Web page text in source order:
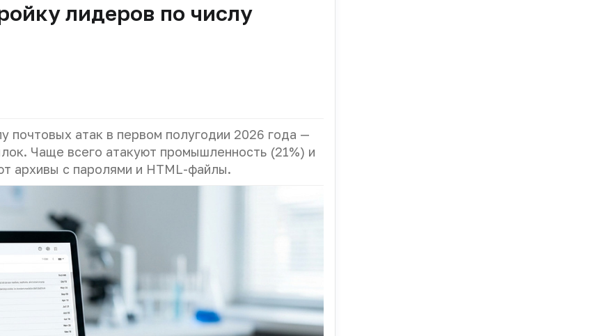
лидеров по числу
почтовых атак в первом полугодии 2026 года —
Чаще всего атакуют промышленность (21%) и
архивы с паролями и HTML-файлы.